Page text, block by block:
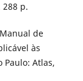
288 p.
Manual de
às
Paulo: Atlas,